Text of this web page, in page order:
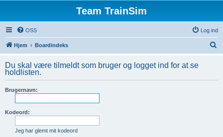
Team TrainSim
OSS Log ind
Hjem Boardindeks
Du skal være tilmeldt som bruger og logget ind for at se
holdlisten.
Brugernavn:
Kodeord:
Jeg har glemt mit kodeord